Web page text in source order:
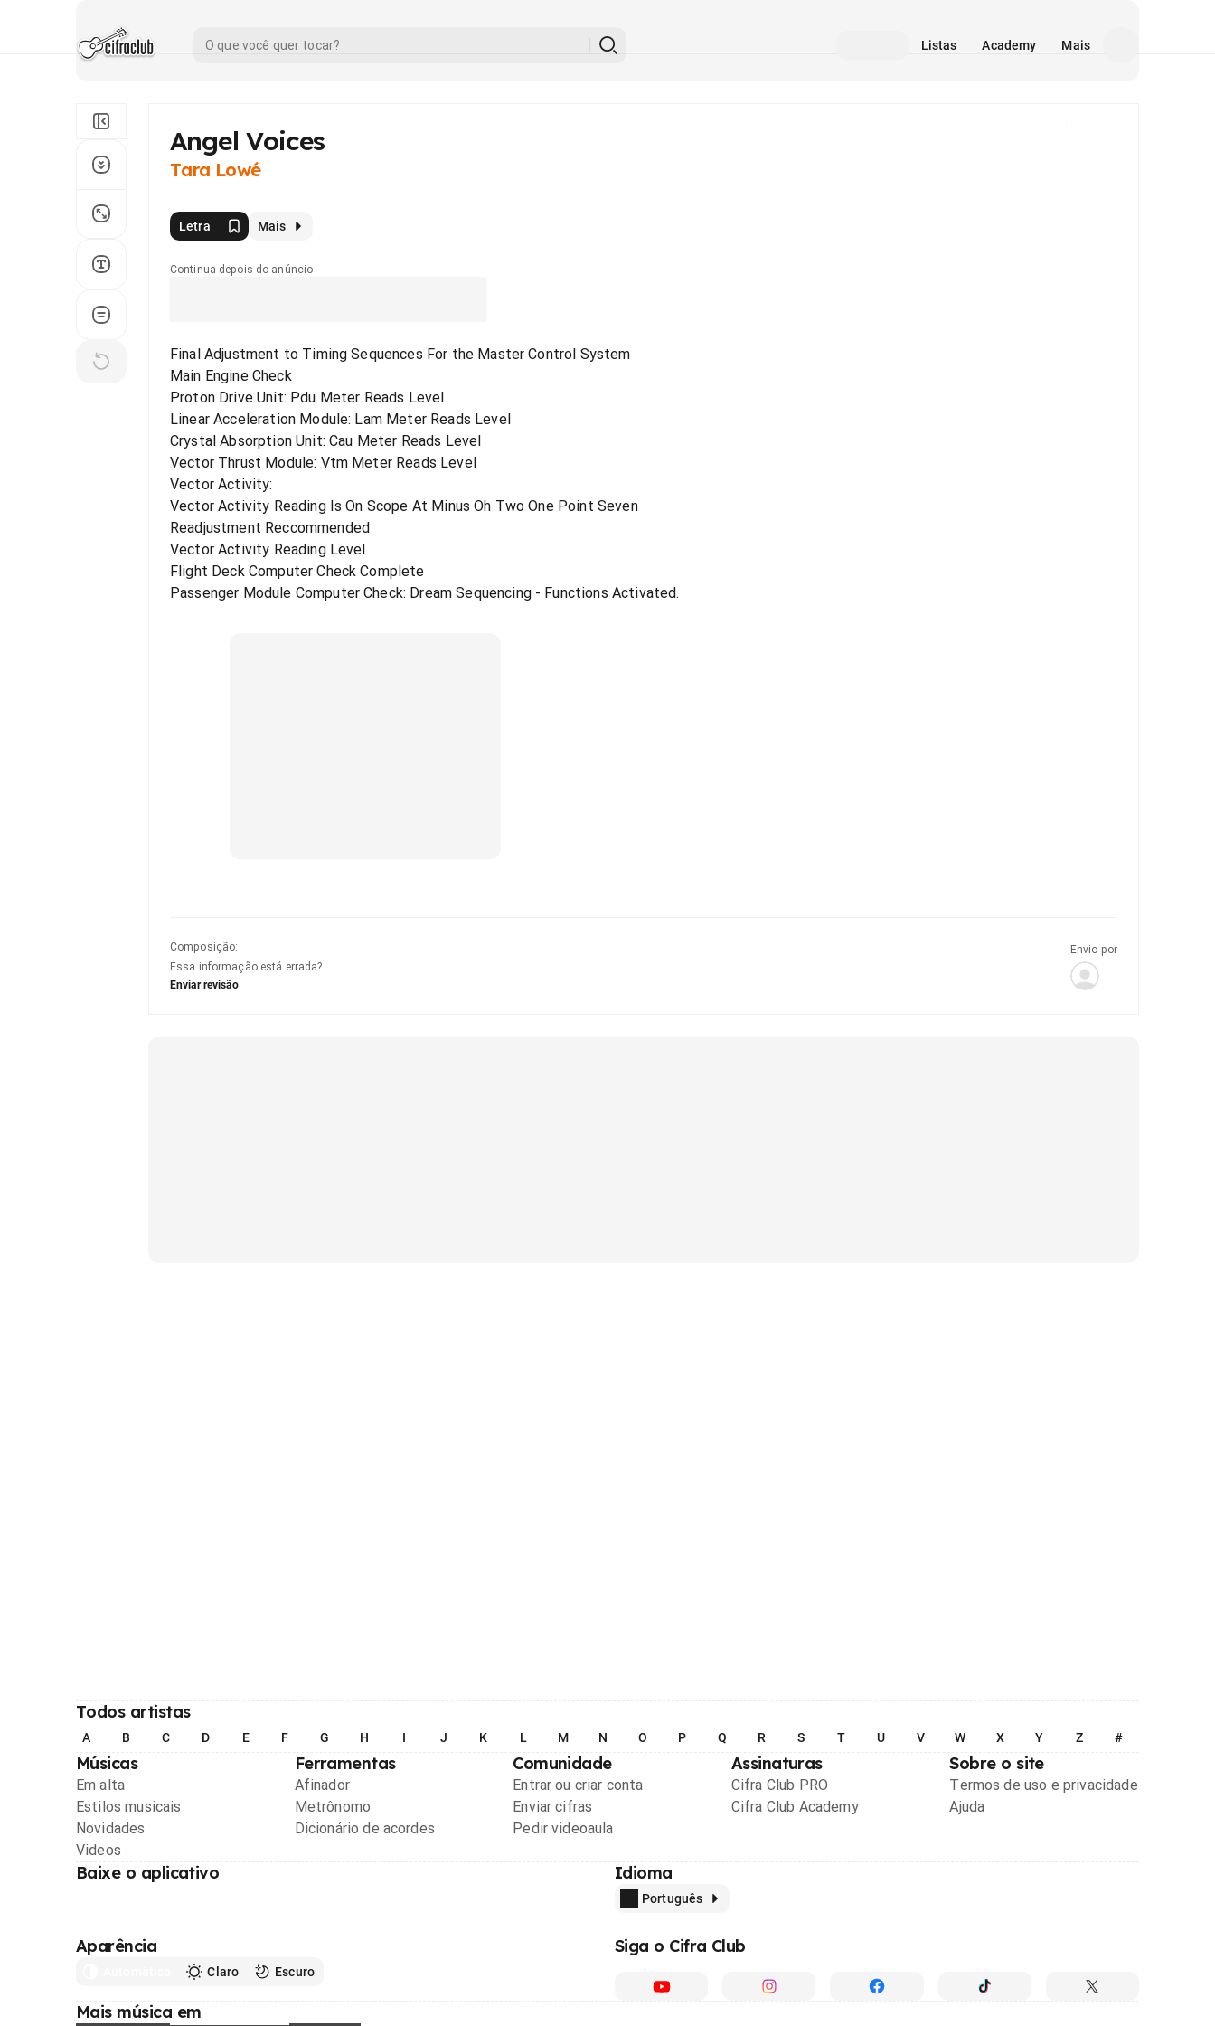
Listas Academy Mais
Angel Voices
Tara Lowé
Letra Mais
Continua depois do anúncio
Final Adjustment to Timing Sequences For the Master Control System
Main Engine Check
Proton Drive Unit: Pdu Meter Reads Level
Linear Acceleration Module: Lam Meter Reads Level
Crystal Absorption Unit: Cau Meter Reads Level
Vector Thrust Module: Vtm Meter Reads Level
Vector Activity:
Vector Activity Reading Is On Scope At Minus Oh Two One Point Seven
Readjustment Reccommended
Vector Activity Reading Level
Flight Deck Computer Check Complete
Passenger Module Computer Check: Dream Sequencing - Functions Activated.
Composição:
Essa informação está errada?
Enviar revisão
Envio por
Todos artistas
A B C D E F G H I J K L M N O P Q R S T U V W X Y Z #
Músicas
Em alta
Estilos musicais
Novidades
Videos
Ferramentas
Afinador
Metrônomo
Dicionário de acordes
Comunidade
Entrar ou criar conta
Enviar cifras
Pedir videoaula
Assinaturas
Cifra Club PRO
Cifra Club Academy
Sobre o site
Termos de uso e privacidade
Ajuda
Baixe o aplicativo Idioma
Português
Aparência
Claro Escuro
Siga o Cifra Club
Mais música em